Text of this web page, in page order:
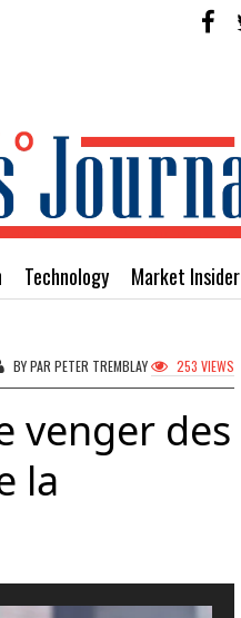
Technology Market Insider
BY PAR PETER TREMBLAY 253 VIEWS
venger des
la